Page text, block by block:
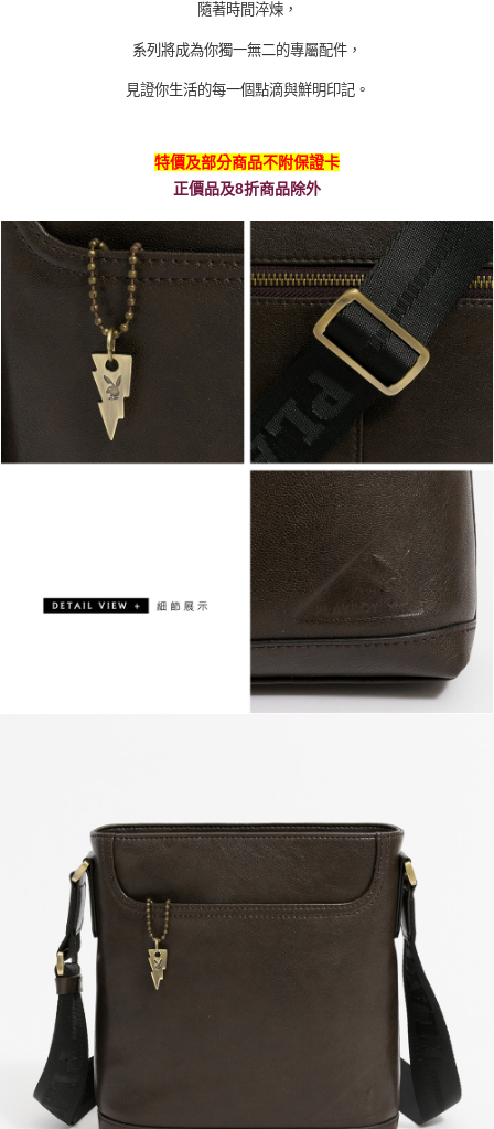
隨著時間淬煉，
系列將成為你獨一無二的專屬配件，
見證你生活的每一個點滴與鮮明印記。
特價及部分商品不附保證卡
正價品及8折商品除外